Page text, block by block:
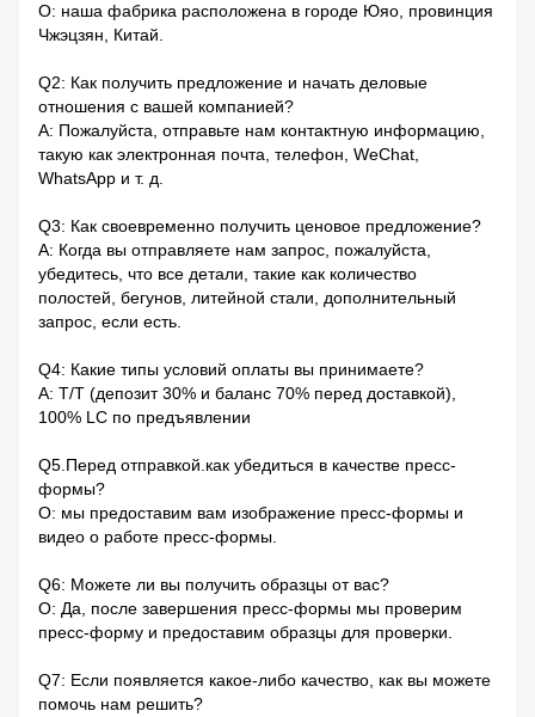
О: наша фабрика расположена в городе Юяо, провинция
Чжэцзян, Китай.
Q2: Как получить предложение и начать деловые
отношения с вашей компанией?
A: Пожалуйста, отправьте нам контактную информацию,
такую ​​как электронная почта, телефон, WeChat,
WhatsApp и т. д.
Q3: Как своевременно получить ценовое предложение?
A: Когда вы отправляете нам запрос, пожалуйста,
убедитесь, что все детали, такие как количество
полостей, бегунов, литейной стали, дополнительный
запрос, если есть.
Q4: Какие типы условий оплаты вы принимаете?
A: T/T (депозит 30% и баланс 70% перед доставкой),
100% LC по предъявлении
Q5.Перед отправкой.как убедиться в качестве пресс-
формы?
О: мы предоставим вам изображение пресс-формы и
видео о работе пресс-формы.
Q6: Можете ли вы получить образцы от вас?
О: Да, после завершения пресс-формы мы проверим
пресс-форму и предоставим образцы для проверки.
Q7: Если появляется какое-либо качество, как вы можете
помочь нам решить?